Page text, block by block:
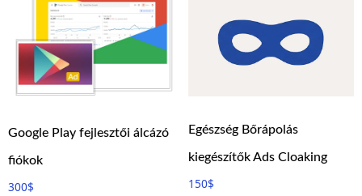
Google Play fejlesztői álcázó
fiókok
300$
Egészség Bőrápolás
kiegészítők Ads Cloaking
150$